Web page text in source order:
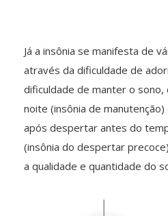
Já a insônia se manifesta de
através da dificuldade de
dificuldade de manter o
noite (insônia de
após despertar antes do
(insônia do despertar
a qualidade e quantidade do